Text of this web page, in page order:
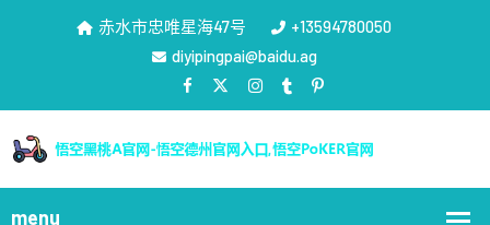
赤水市忠唯星海47号
+13594780050
diyipingpai@baidu.ag